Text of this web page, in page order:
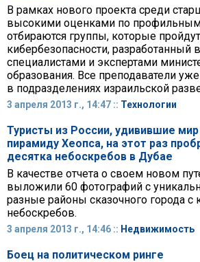
В рамках нового проекта среди
высокими оценками по
отбираются группы, которые
кибербезопасности, разработанный
специалистами и экспертами
образования. Все преподаватели
в подразделениях израильской
3 апреля 2013 г., 14:47 :: Технологии
Туристы из России, удивившие мир
пирамиду Хеопса, на этот раз
десятка небоскребов в Дубае
В качестве отчета о своем новом
выложили 60 фотографий с
разные районы сказочного города
небоскребов.
3 апреля 2013 г., 14:46 :: Недвижимость
Боец на политическом ринге